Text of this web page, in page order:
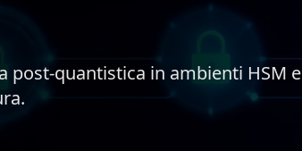
post-quantistica in ambienti HSM e